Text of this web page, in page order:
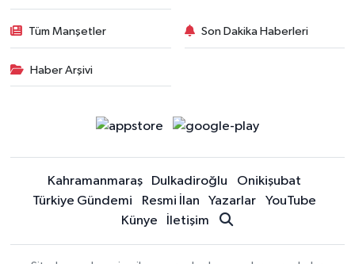
Tüm Manşetler Son Dakika Haberleri
Haber Arşivi
Kahramanmaraş Dulkadiroğlu
Onikişubat
Türkiye Gündemi
Resmi İlan Yazarlar
YouTube
Künye
İletişim